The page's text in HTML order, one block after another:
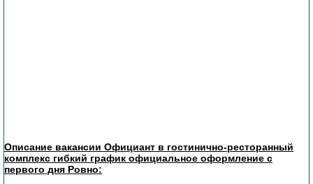
Описание вакансии Официант в гостинично-ресторанный
комплекс гибкий график официальное оформление с
первого дня Ровно: